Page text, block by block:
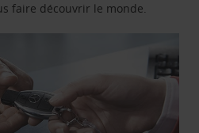
faire découvrir le monde.